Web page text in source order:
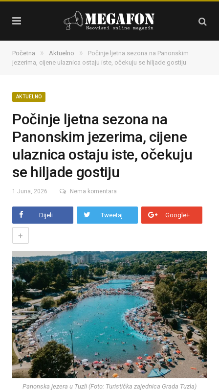
Početna » Aktuelno »
Počinje ljetna sezona na Panonskim
jezerima, cijene ulaznica ostaju iste, očekuju se hiljade gostiju
AKTUELNO
Počinje ljetna sezona na
Panonskim jezerima, cijene
ulaznica ostaju iste, očekuju
se hiljade gostiju
1 Juna, 2026 Nema komentara
Dijeli Tweetaj Google+
+
Panonska jezera u Tuzli (Foto: Turistička zajednica Grada Tuzla)